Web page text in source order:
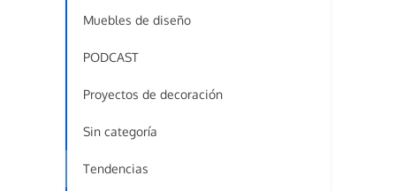
Muebles de diseño
PODCAST
Proyectos de decoración
Sin categoría
Tendencias